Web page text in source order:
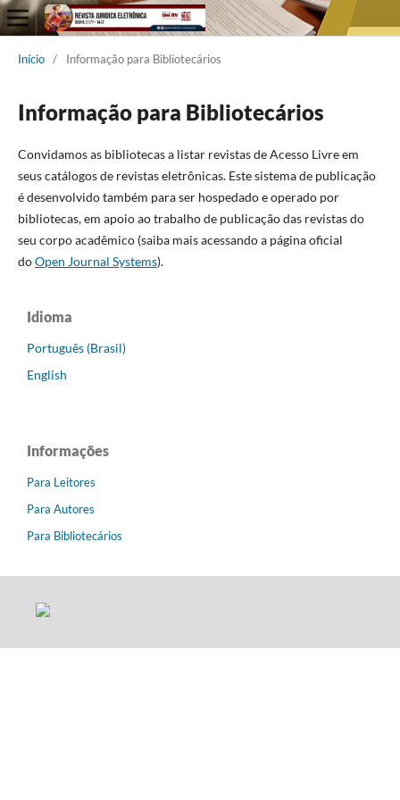
Início / Informação para Bibliotecários
Informação para Bibliotecários
Convidamos as bibliotecas a listar revistas de Acesso Livre em
seus catálogos de revistas eletrônicas. Este sistema de publicação
é desenvolvido também para ser hospedado e operado por
bibliotecas, em apoio ao trabalho de publicação das revistas do
seu corpo acadêmico (saiba mais acessando a página oficial
doOpen Journal Systems).
Idioma
Português (Brasil)
English
Informações
Para Leitores
Para Autores
Para Bibliotecários